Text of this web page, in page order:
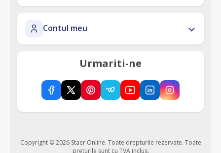
Contul meu
Urmariti-ne
Copyright © 2026 Staer Online. Toate drepturile rezervate. Toate
preturile sunt cu TVA inclus.